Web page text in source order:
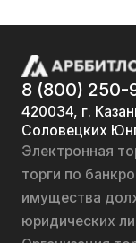
8 (800) 250-
420034, г.
Соловецких
Электронная
торги по
имущества
юридических